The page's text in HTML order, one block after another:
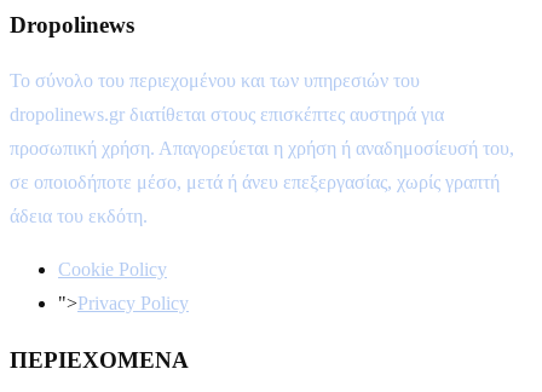
Dropolinews
Το σύνολο του περιεχομένου και των υπηρεσιών του
dropolinews.gr διατίθεται στους επισκέπτες αυστηρά για
προσωπική χρήση. Απαγορεύεται η χρήση ή αναδημοσίευσή του,
σε οποιοδήποτε μέσο, μετά ή άνευ επεξεργασίας, χωρίς γραπτή
άδεια του εκδότη.
Cookie Policy
">Privacy Policy
ΠΕΡΙΕΧΟΜΕΝΑ